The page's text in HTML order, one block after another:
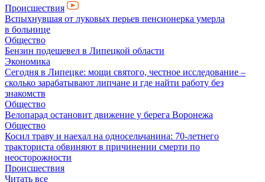
Происшествия
Вспыхнувшая от луковых перьев пенсионерка умерла
в больнице
Общество
Бензин подешевел в Липецкой области
Экономика
Сегодня в Липецке: мощи святого, честное исследование –
сколько зарабатывают липчане и где найти работу без
знакомств
Общество
Велопарад остановит движение у берега Воронежа
Общество
Косил траву и наехал на односельчанина: 70-летнего
тракториста обвиняют в причинении смерти по
неосторожности
Происшествия
Читать все